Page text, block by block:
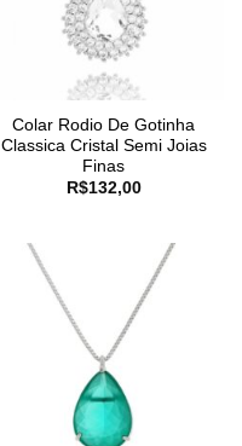
Colar Rodio De Gotinha
Classica Cristal Semi Joias
Finas
R$132,00